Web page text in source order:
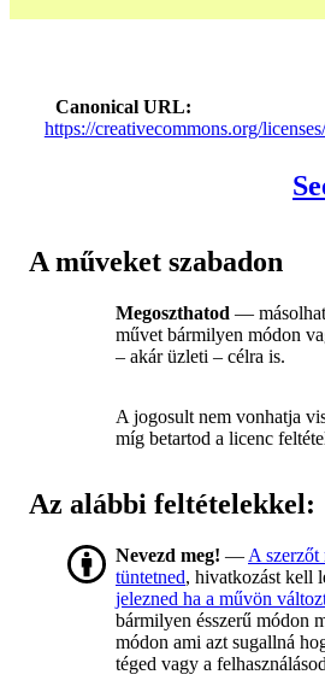
Canonical URL
https://creativecommons.org/
A műveket szabadon
Megoszthatod —
művet bármilyen módon
– akár üzleti – célra is.
A jogosult nem vonhatja
míg betartod a licenc
Az alábbi feltételekkel:
Nevezd meg! — A
tüntetned, hivatkozást kell
jelezned ha a művön
bármilyen ésszerű módon
módon ami azt sugallná
téged vagy a